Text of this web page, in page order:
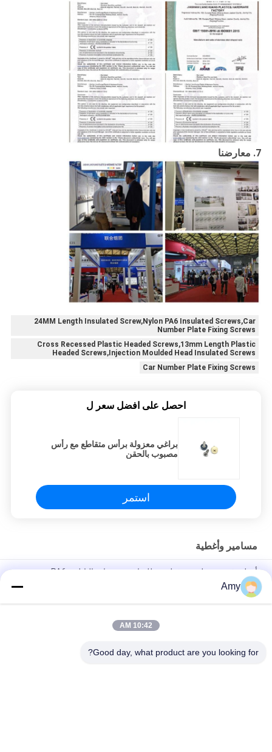
7. معارضنا
24MM Length Insulated Screw,Nylon PA6 Insulated Screws,Car
Number Plate Fixing Screws
Cross Recessed Plastic Headed Screws,13mm Length Plastic
Headed Screws,Injection Moulded Head Insulated Screws
Car Number Plate Fixing Screws
احصل على افضل سعر ل
براغي معزولة برأس متقاطع مع رأس
مصبوب بالحقن
استمر
مسامير وأغطية
أغطية قبة معزولة من قطعتين للبراغي من مادة النايلون PA6
الفولاذ المقاوم للصدأ
Amy
10:42 AM
Good day, what product are you looking for?